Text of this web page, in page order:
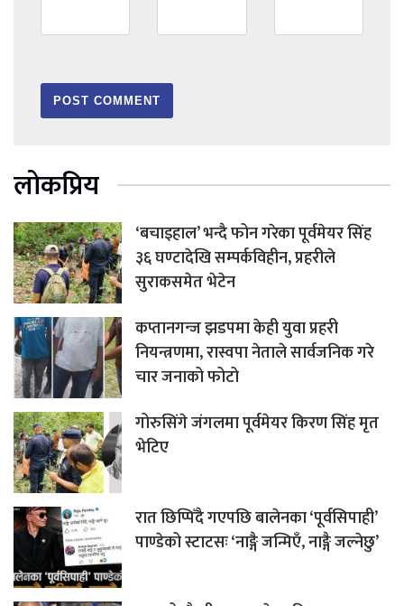
लोकप्रिय
‘बचाइहाल’ भन्दै फोन गरेका पूर्वमेयर सिंह
३६ घण्टादेखि सम्पर्कविहीन, प्रहरीले
सुराकसमेत भेटेन
कप्तानगन्ज झडपमा केही युवा प्रहरी
नियन्त्रणमा, रास्वपा नेताले सार्वजनिक गरे
चार जनाको फोटो
गोरुसिंगे जंगलमा पूर्वमेयर किरण सिंह मृत
भेटिए
रात छिप्पिँदै गएपछि बालेनका ‘पूर्वसिपाही’
पाण्डेको स्टाटसः ‘नाङ्गै जन्मिएँ, नाङ्गै जल्नेछु’